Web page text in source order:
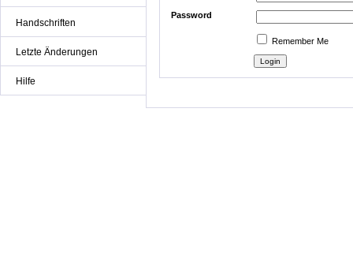
Handschriften
Letzte Änderungen
Hilfe
Password
Remember Me